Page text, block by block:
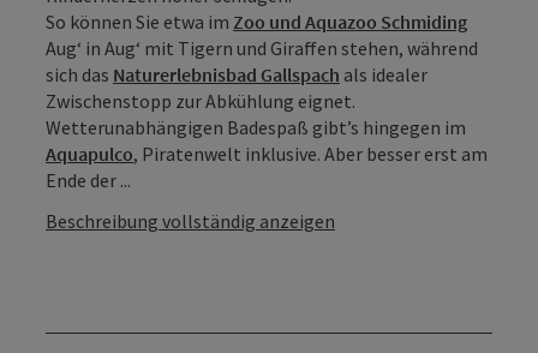
So können Sie etwa im Zoo und Aquazoo Schmiding
Aug‘ in Aug‘ mit Tigern und Giraffen stehen, während
sich das Naturerlebnisbad Gallspach als idealer
Zwischenstopp zur Abkühlung eignet.
Wetterunabhängigen Badespaß gibt’s hingegen im
Aquapulco, Piratenwelt inklusive. Aber besser erst am
Ende der ...
Beschreibung vollständig anzeigen